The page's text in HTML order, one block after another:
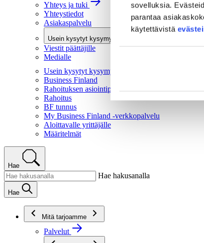
sovelluksia.
parantaa
käytettävistä
Yhteys ja tuki
Yhteystiedot
Asiakaspalvelu
Usein kysytyt kysymykset
Viestit päättäjille
Medialle
Usein kysytyt kysymykset
Business Finland
Rahoituksen asiointipalvelu
Rahoitus
BF tunnus
My Business Finland -verkkopalvelu
Aloittavalle yrittäjälle
Määritelmät
Hae
Hae hakusanalla
Hae
Mitä tarjoamme
Palvelut